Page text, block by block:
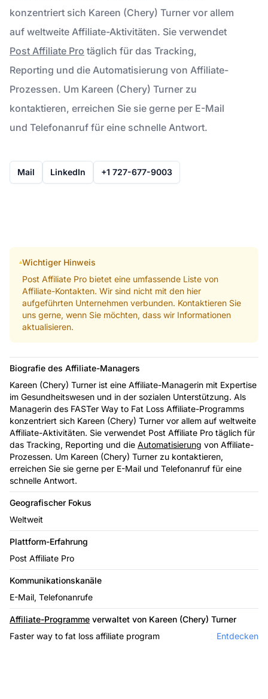
konzentriert sich Kareen (Chery) Turner vor allem
auf weltweite Affiliate-Aktivitäten. Sie verwendet
Post Affiliate Pro täglich für das Tracking,
Reporting und die Automatisierung von Affiliate-
Prozessen. Um Kareen (Chery) Turner zu
kontaktieren, erreichen Sie sie gerne per E-Mail
und Telefonanruf für eine schnelle Antwort.
Mail LinkedIn +1 727-677-9003
Wichtiger Hinweis
Post Affiliate Pro bietet eine umfassende Liste von
Affiliate-Kontakten. Wir sind nicht mit den hier
aufgeführten Unternehmen verbunden. Kontaktieren Sie
uns gerne, wenn Sie möchten, dass wir Informationen
aktualisieren.
Biografie des Affiliate-Managers
Kareen (Chery) Turner ist eine Affiliate-Managerin mit Expertise
im Gesundheitswesen und in der sozialen Unterstützung. Als
Managerin des FASTer Way to Fat Loss Affiliate-Programms
konzentriert sich Kareen (Chery) Turner vor allem auf weltweite
Affiliate-Aktivitäten. Sie verwendet Post Affiliate Pro täglich für
das Tracking, Reporting und die Automatisierung von Affiliate-
Prozessen. Um Kareen (Chery) Turner zu kontaktieren,
erreichen Sie sie gerne per E-Mail und Telefonanruf für eine
schnelle Antwort.
Geografischer Fokus
Weltweit
Plattform-Erfahrung
Post Affiliate Pro
Kommunikationskanäle
E-Mail, Telefonanrufe
Affiliate-Programme verwaltet von Kareen (Chery) Turner
Faster way to fat loss affiliate program
Entdecken